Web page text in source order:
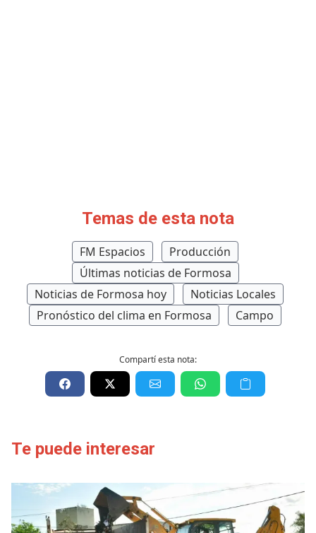
Temas de esta nota
FM Espacios
Producción
Últimas noticias de Formosa
Noticias de Formosa hoy
Noticias Locales
Pronóstico del clima en Formosa
Campo
Compartí esta nota:
Te puede interesar